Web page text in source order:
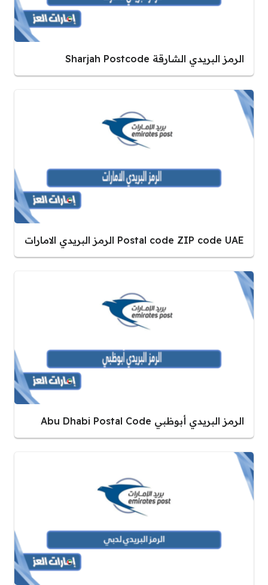
الرمز البريدي الشارقة Sharjah Postcode
Postal code ZIP code UAE الرمز البريدي الامارات
الرمز البريدي أبوظبي Abu Dhabi Postal Code